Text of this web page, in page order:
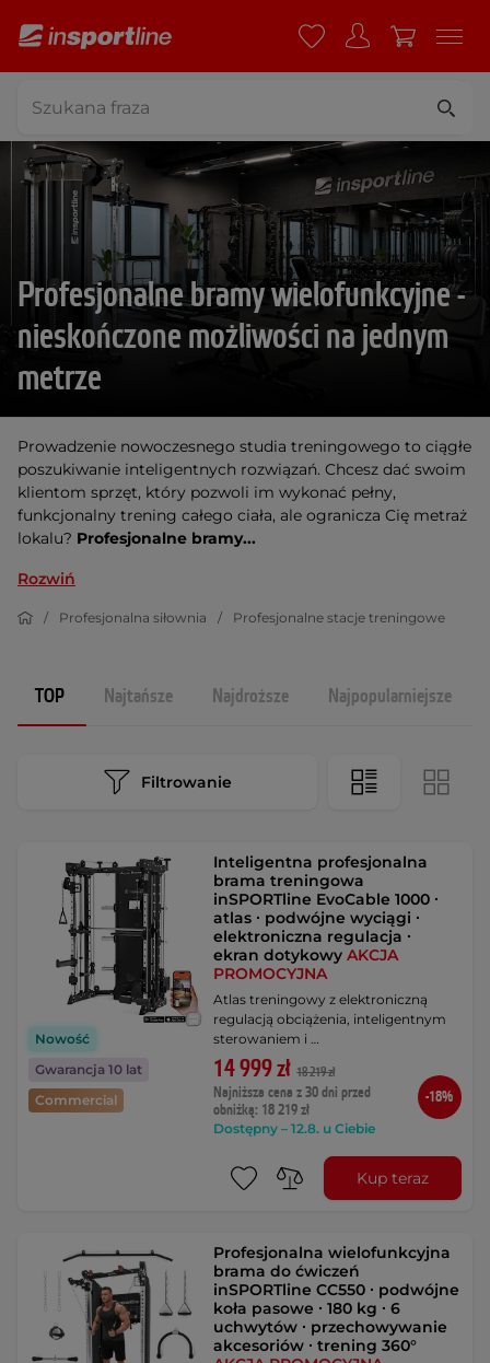
Profesjonalne bramy wielofunkcyjne -
nieskończone możliwości na jednym
metrze
Prowadzenie nowoczesnego studia treningowego to ciągłe
poszukiwanie inteligentnych rozwiązań. Chcesz dać swoim
klientom sprzęt, który pozwoli im wykonać pełny,
funkcjonalny trening całego ciała, ale ogranicza Cię metraż
lokalu? Profesjonalne bramy...
Rozwiń
Profesjonalna siłownia Profesjonalne stacje treningowe
TOP Najtańsze Najdroższe Najpopularniejsze
Filtrowanie
Nowość
Gwarancja 10 lat
Commercial
Inteligentna profesjonalna
brama treningowa
inSPORTline EvoCable 1000 ∙
atlas ∙ podwójne wyciągi ∙
elektroniczna regulacja ∙
ekran dotykowyAKCJA
PROMOCYJNA
Atlas treningowy z elektroniczną
regulacją obciążenia, inteligentnym
sterowaniem i …
14 999 zł 18 219 zł
Najniższa cena z 30 dni przed
obniżką: 18 219 zł
Dostępny – 12.8. u Ciebie
-18%
Kup teraz
Profesjonalna wielofunkcyjna
brama do ćwiczeń
inSPORTline CC550 ∙ podwójne
koła pasowe ∙ 180 kg ∙ 6
uchwytów ∙ przechowywanie
akcesoriów ∙ trening 360°